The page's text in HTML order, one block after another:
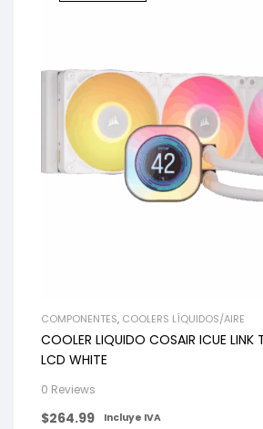
COMPONENTES, COOLERS LÍQUIDOS/AIRE
COOLER LIQUIDO COSAIR ICUE
LCD WHITE
0 Reviews
$264.99 Incluye IVA